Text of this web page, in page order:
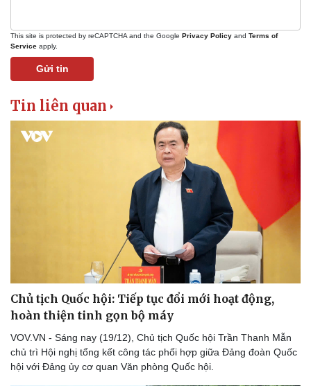
Di sản
Giải trí
Nghệ sĩ
Thời trang
Sao Việt
This site is protected by reCAPTCHA and the Google Privacy Policy and Terms of
Service apply.
Gửi tin
Tin liên quan
Chủ tịch Quốc hội: Tiếp tục đổi mới hoạt động,
hoàn thiện tinh gọn bộ máy
VOV.VN - Sáng nay (19/12), Chủ tịch Quốc hội Trần Thanh Mẫn
chủ trì Hội nghị tổng kết công tác phối hợp giữa Đảng đoàn Quốc
hội với Đảng ủy cơ quan Văn phòng Quốc hội.